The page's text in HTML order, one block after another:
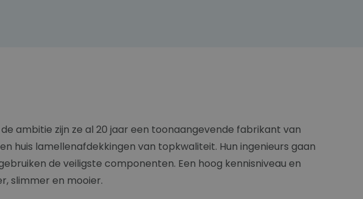
ambitie zijn ze al 20 jaar een toonaangevende fabrikant van
huis lamellenafdekkingen van topkwaliteit. Hun ingenieurs gaan
de veiligste componenten. Een hoog kennisniveau en
slimmer en mooier.